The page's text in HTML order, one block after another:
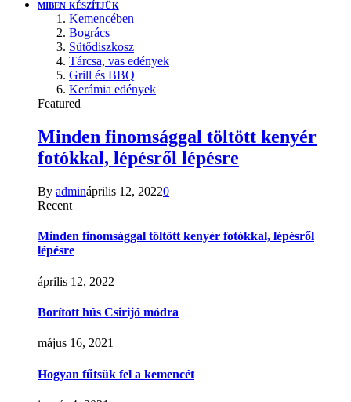
MIBEN KÉSZÍTJÜK
Kemencében
Bogrács
Sütődiszkosz
Tárcsa, vas edények
Grill és BBQ
Kerámia edények
Featured
Minden finomsággal töltött kenyér
fotókkal, lépésről lépésre
By admináprilis 12, 20220
Recent
Minden finomsággal töltött kenyér fotókkal, lépésről
lépésre
április 12, 2022
Borított hús Csirijó módra
május 16, 2021
Hogyan fűtsük fel a kemencét